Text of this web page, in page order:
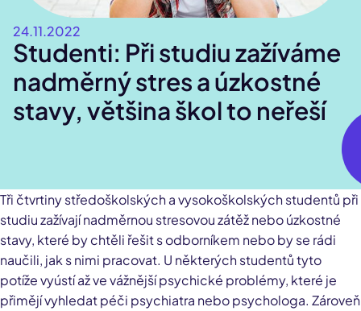
24.11.2022
Studenti: Při studiu zažíváme
nadměrný stres a úzkostné
stavy, většina škol to neřeší
Tři čtvrtiny středoškolských a vysokoškolských studentů při
studiu zažívají nadměrnou stresovou zátěž nebo úzkostné
stavy, které by chtěli řešit s odborníkem nebo by se rádi
naučili, jak s nimi pracovat. U některých studentů tyto
potíže vyústí až ve vážnější psychické problémy, které je
přimějí vyhledat péči psychiatra nebo psychologa. Zároveň